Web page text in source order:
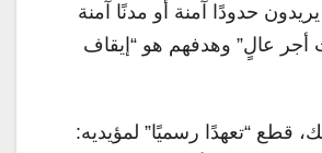
يريدون حدودًا آمنة أو مدنًا آمنة
أجر عالٍ” وهدفهم هو “إيقاف
قطع “تعهدًا رسميًا” لمؤيديه: